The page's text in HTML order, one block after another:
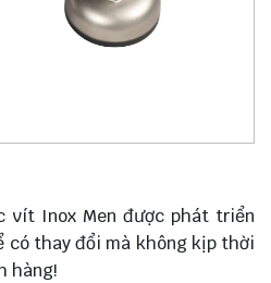
vít Inox Men được phát triển
có thay đổi mà không kịp thời
hàng!